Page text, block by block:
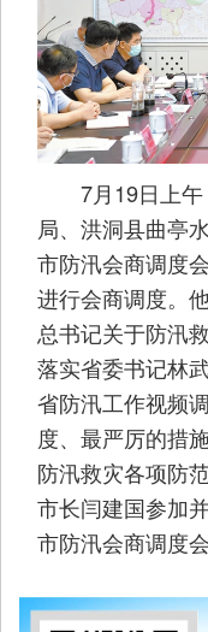
7月19日上午
局、洪洞县曲亭
市防汛会商调度
进行会商调度。
总书记关于防汛
落实省委书记林
省防汛工作视频
度、最严厉的措
防汛救灾各项防
市长闫建国参加
市防汛会商调度